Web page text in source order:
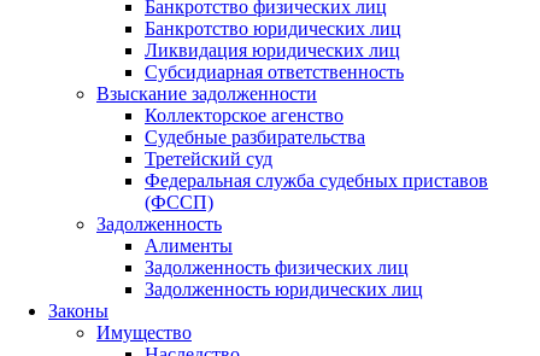
Банкротство физических лиц
Банкротство юридических лиц
Ликвидация юридических лиц
Субсидиарная ответственность
Взыскание задолженности
Коллекторское агенство
Судебные разбирательства
Третейский суд
Федеральная служба судебных приставов
(ФССП)
Задолженность
Алименты
Задолженность физических лиц
Задолженность юридических лиц
Законы
Имущество